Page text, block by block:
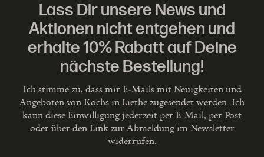
Lass Dir unsere News und
Aktionen nicht entgehen und
erhalte 10% Rabatt auf Deine
nächste Bestellung!
Ich stimme zu, dass mir E-Mails mit Neuigkeiten und
Angeboten von Kochs in Liethe zugesendet werden. Ich
kann diese Einwilligung jederzeit per E-Mail, per Post
oder über den Link zur Abmeldung im Newsletter
widerrufen.